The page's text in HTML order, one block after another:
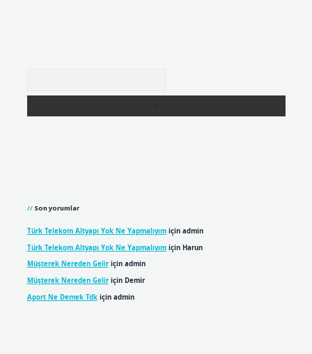
Son yorumlar
Türk Telekom Altyapı Yok Ne Yapmalıyımiçin admin
Türk Telekom Altyapı Yok Ne Yapmalıyımiçin Harun
Müşterek Nereden Geliriçin admin
Müşterek Nereden Geliriçin Demir
Aport Ne Demek Tdkiçin admin